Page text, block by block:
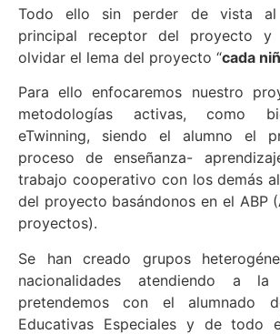
Todo ello sin perder de vista al
principal receptor del proyecto
olvidar el lema del proyecto “cada
Para ello enfocaremos nuestro
metodologías activas, como
eTwinning, siendo el alumno el
proceso de enseñanza-
trabajo cooperativo con los demás
del proyecto basándonos en el ABP
proyectos).
Se han creado grupos
nacionalidades atendiendo a
pretendemos con el alumnado
Educativas Especiales y de todo